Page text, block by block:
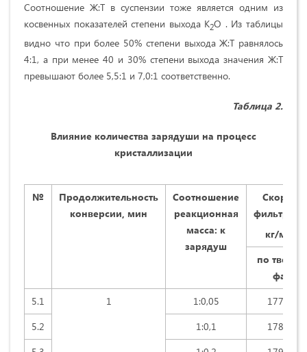
Соотношение Ж:Т в суспензии тоже является одним из
косвенных показателей степени выхода К2О . Из таблицы
видно что при более 50% степени выхода Ж:Т равнялось
4:1, а при менее 40 и 30% степени выхода значения Ж:Т
превышают более 5,5:1 и 7,0:1 соответственно.
Таблица 2.
Влияние количества зарядуши на процесс
кристаллизации
№
Продолжительность
конверсии, мин
Соотношение
реакционная
масса: к
зарядуш
Скорость
кг/м
по
фазе
5.1
1 1:0,05
1778,11
5.2
1:0,1
1780,12